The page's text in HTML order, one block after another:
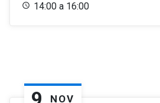
14:00 a 16:00
NOV